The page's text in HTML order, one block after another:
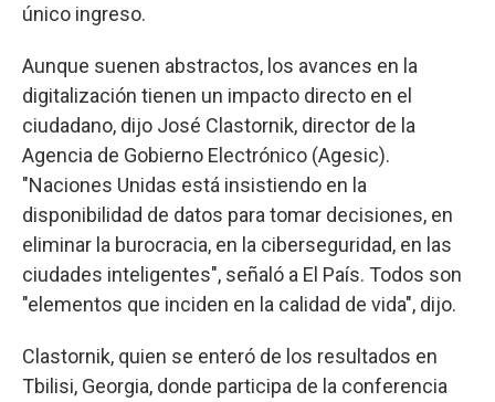
único ingreso.
Aunque suenen abstractos, los avances en la
digitalización tienen un impacto directo en el
ciudadano, dijo José Clastornik, director de la
Agencia de Gobierno Electrónico (Agesic).
"Naciones Unidas está insistiendo en la
disponibilidad de datos para tomar decisiones, en
eliminar la burocracia, en la ciberseguridad, en las
ciudades inteligentes", señaló a El País. Todos son
"elementos que inciden en la calidad de vida", dijo.
Clastornik, quien se enteró de los resultados en
Tbilisi, Georgia, donde participa de la conferencia